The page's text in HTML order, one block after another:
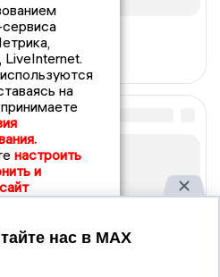
LiveInternet.
на
настроить
и